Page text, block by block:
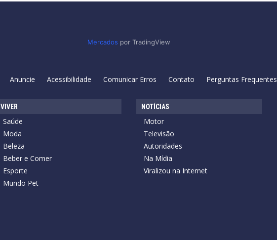
Mercados por TradingView
Anuncie Acessibilidade Comunicar Erros Contato Perguntas Frequentes
VIVER
Saúde
Moda
Beleza
Beber e Comer
Esporte
Mundo Pet
NOTÍCIAS
Motor
Televisão
Autoridades
Na Mídia
Viralizou na Internet